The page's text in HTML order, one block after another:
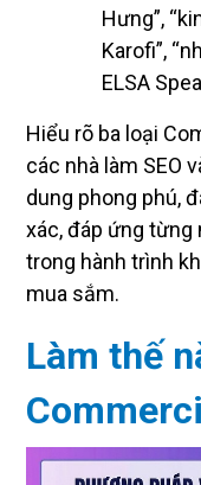
Hưng”,
Karofi”,
ELSA
Hiểu rõ ba loại
các nhà làm SEO
dung phong phú,
xác, đáp ứng từng
trong hành trình
mua sắm.
Làm thế